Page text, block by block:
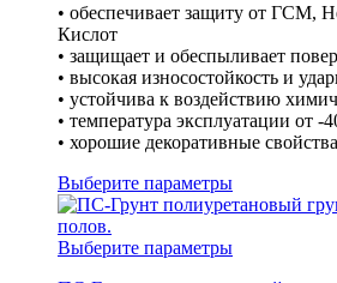
• обеспечивает защиту от ГСМ,
Кислот
• защищает и обеспыливает
• высокая износостойкость и
• устойчива к воздействию
• температура эксплуатации от -
• хорошие декоративные свойства
Выберите параметры
Выберите параметры